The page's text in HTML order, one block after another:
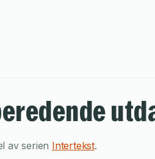
av serien Intertekst.